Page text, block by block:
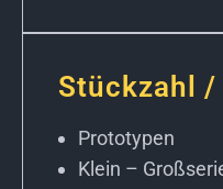
Stückzahl /
Prototypen
Klein –